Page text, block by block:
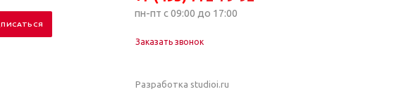
пн-пт с 09:00 до 17:00
Заказать звонок
Разработка studioi.ru